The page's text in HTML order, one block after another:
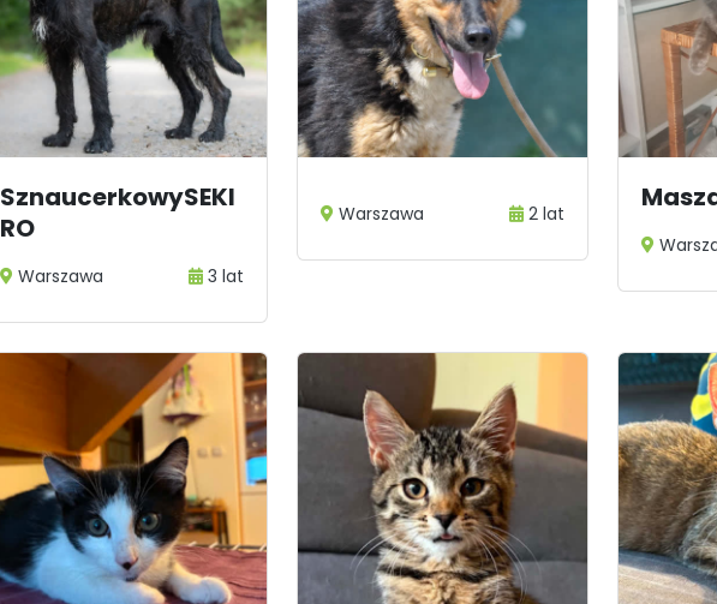
SznaucerkowySEKI
RO
Warszawa 3 lat
Warszawa 2 lat
2 ... 22